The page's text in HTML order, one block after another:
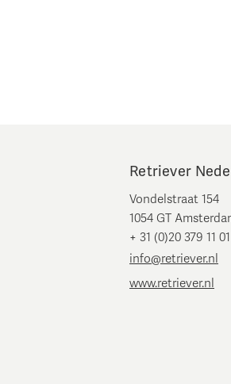
Retriever
Vondelstraat 154
1054 GT
+ 31 (0)20 379 11 01
info@retriever.nl
www.retriever.nl